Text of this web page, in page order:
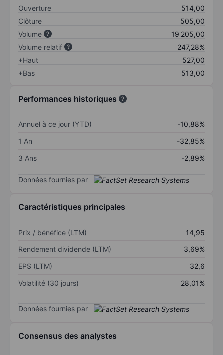
Ouverture
514,00
Clôture
505,00
Volume
19 205,00
Volume relatif
247,28%
+Haut
527,00
+Bas
513,00
Performances historiques
Annuel à ce jour (YTD)
-10,88%
1 An
-32,85%
3 Ans
-2,89%
Données fournies par
Caractéristiques principales
Prix / bénéfice (LTM)
14,95
Rendement dividende (LTM)
3,69%
EPS (LTM)
32,6
Volatilité (30 jours)
28,01%
Données fournies par
Consensus des analystes